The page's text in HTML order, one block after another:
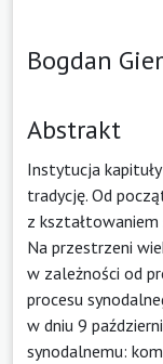
Bogdan
Abstrakt
Instytucja
tradycję. Od
z kształtowaniem
Na przestrzeni
w zależności od
procesu
w dniu 9
synodalnemu: